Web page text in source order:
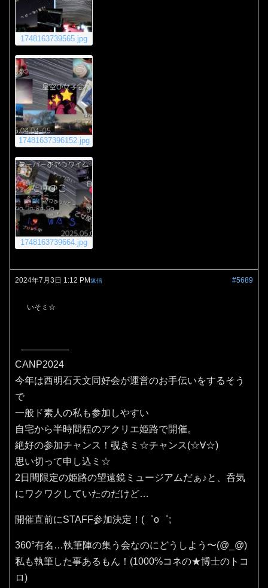
1748163739565.jpg
17481637396152.jpg
1748163739664.jpg
2024年7月3日 1:12 PM #5689
返信
いそミ☆
CANP2024
今年は西明石天文同好会が運営のお手伝いをするそう
で
一般ド素人の私も参加しやすい
自宅から半時間程のアクリエ姫路で開催。
絶好の参加チャンス！覗きミ☆チャンス(⁠☆⁠∀☆⁠)
思い切って申し込ミ☆
2日間限定の姫路の望遠鏡ミュージアムだぁ♪と、呑気
にワクワクしていたのだけど…
開催直前にSTAFF参加決定！(⁠゜⁠o⁠゜⁠;
360°有名…執筆陣の集う会なのにどうしよう〜(⁠@⁠_⁠@⁠)
私も執筆した事あるもん！(1000%コネの★博士のトコ
ロ)